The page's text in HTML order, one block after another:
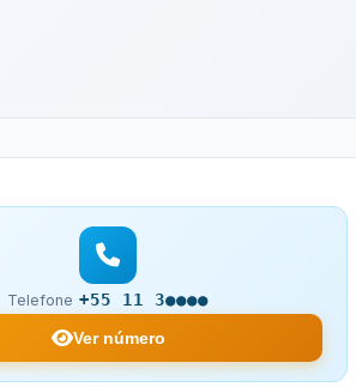
Telefone +55 11 3●●●●
Ver número